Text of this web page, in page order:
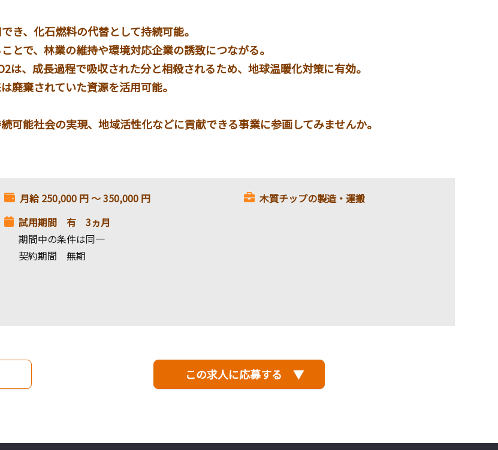
、化石燃料の代替として持続可能。
で、林業の維持や環境対応企業の誘致につながる。
、成長過程で吸収された分と相殺されるため、地球温暖化対策に有効。
棄されていた資源を活用可能。
可能社会の実現、地域活性化などに貢献できる事業に参画してみませんか。
月給 250,000 円 〜350,000 円
木質チップの製造・運搬
試用期間 有 3ヵ月
期間中の条件は同一
契約期間 無期
▼ この求人に応募する ▼